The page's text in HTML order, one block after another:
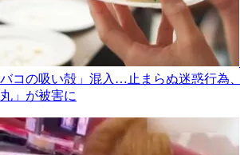
バコの吸い殻」混入…止まらぬ迷惑行為
丸」が被害に